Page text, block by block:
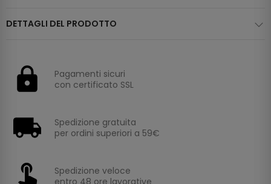
DETTAGLI DEL PRODOTTO
Pagamenti sicuri
con certificato SSL
Spedizione gratuita
per ordini superiori a 59€
Spedizione veloce